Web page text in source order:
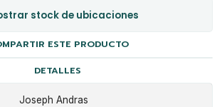
stock de ubicaciones
ESTE PRODUCTO
DETALLES
Joseph Andras